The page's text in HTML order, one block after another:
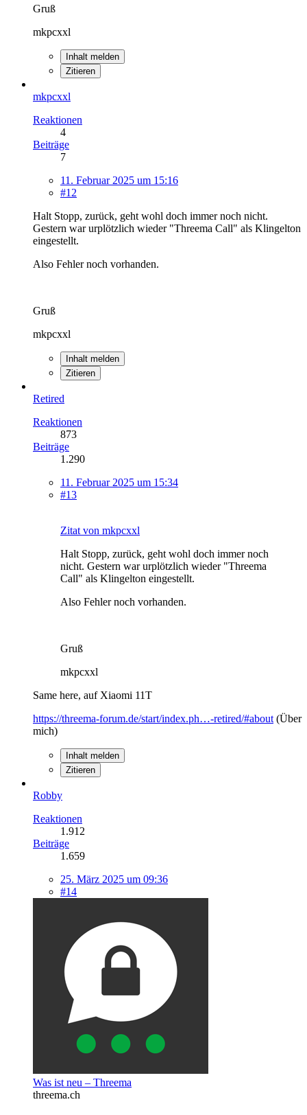
Gruß
mkpcxxl
Inhalt melden
Zitieren
mkpcxxl
Reaktionen
4
Beiträge
7
11. Februar 2025 um 15:16
#12
Halt Stopp, zurück, geht wohl doch immer noch nicht.
Gestern war urplötzlich wieder "Threema Call" als Klingelton
eingestellt.
Also Fehler noch vorhanden.
Gruß
mkpcxxl
Inhalt melden
Zitieren
Retired
Reaktionen
873
Beiträge
1.290
11. Februar 2025 um 15:34
#13
Zitat von mkpcxxl
Halt Stopp, zurück, geht wohl doch immer noch
nicht. Gestern war urplötzlich wieder "Threema
Call" als Klingelton eingestellt.
Also Fehler noch vorhanden.
Gruß
mkpcxxl
Same here, auf Xiaomi 11T
https://threema-forum.de/start/index.ph…-retired/#about (Über
mich)
Inhalt melden
Zitieren
Robby
Reaktionen
1.912
Beiträge
1.659
25. März 2025 um 09:36
#14
Was ist neu – Threema
threema.ch